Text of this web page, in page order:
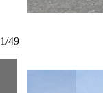
1/49